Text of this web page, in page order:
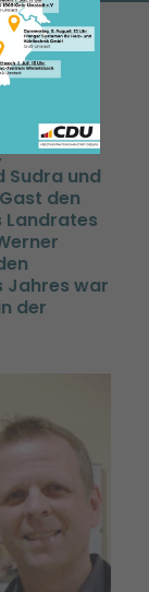
am
Sudra und
den
Landrates
Jahres war
der